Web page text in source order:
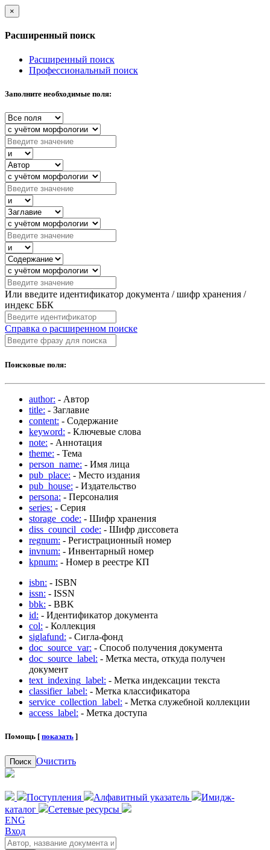
×
Расширенный поиск
Расширенный поиск
Профессиональный поиск
Заполните необходимые поля:
Или введите идентификатор документа / шифр хранения /
индекс ББК
Справка о расширенном поиске
Поисковые поля:
author: - Автор
title: - Заглавие
content: - Содержание
keyword: - Ключевые слова
note: - Аннотация
theme: - Тема
person_name: - Имя лица
pub_place: - Место издания
pub_house: - Издательство
persona: - Персоналия
series: - Серия
storage_code: - Шифр хранения
diss_council_code: - Шифр диссовета
regnum: - Регистрационный номер
invnum: - Инвентарный номер
kpnum: - Номер в реестре КП
isbn: - ISBN
issn: - ISSN
bbk: - BBK
id: - Идентификатор документа
col: - Коллекция
siglafund: - Сигла-фонд
doc_source_var: - Способ получения документа
doc_source_label: - Метка места, откуда получен
документ
text_indexing_label: - Метка индексации текста
classifier_label: - Метка классификатора
service_collection_label: - Метка служебной коллекции
access_label: - Метка доступа
Помощь [ показать ]
Поиск Очистить
Поступления Алфавитный указатель
Имидж-
каталог
Сетевые ресурсы
ENG
Вход